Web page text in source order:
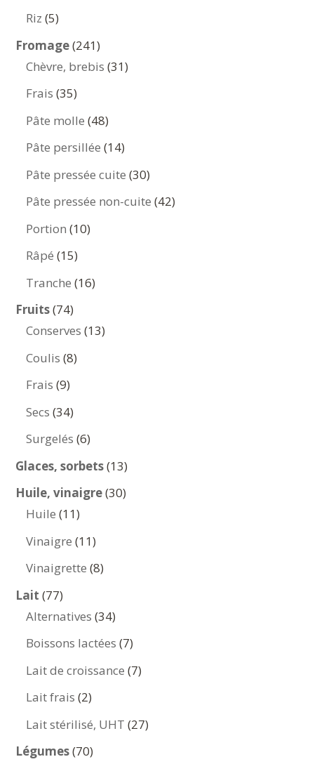
Riz 55
produits
Fromage 241241
produits
Chèvre, brebis 3131
Frais 3535
produits
Pâte molle 4848
produits
Pâte persillée 1414
produits
Pâte pressée cuite 3030
produits
Pâte pressée non-cuite 4242
Portion 1010
Râpé 1515
produits
Tranche 1616
Fruits 7474
produits
Conserves 1313
Coulis 88
Frais 99
produits
Secs 3434
produits
Surgelés 66
produits
Glaces, sorbets 1313
produits
Huile, vinaigre 3030
Huile 1111
produits
Vinaigre 1111
produits
Vinaigrette 88
Lait 7777
produits
Alternatives 3434
produits
Boissons lactées 77
produits
Lait de croissance 77
Lait frais 22
produits
Lait stérilisé, UHT 2727
Légumes 7070